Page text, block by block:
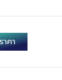
าคา